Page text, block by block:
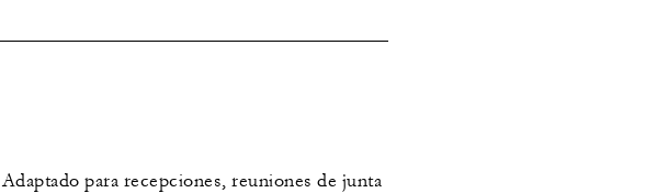
Adaptado para recepciones, reuniones de junta